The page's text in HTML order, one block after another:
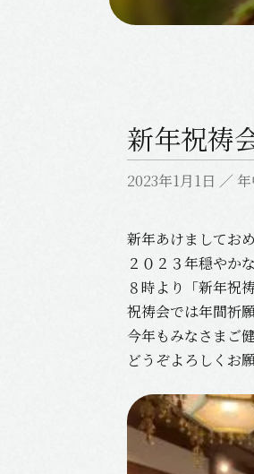
新年祝祷
2023年1月1日 ／
新年あけましてお
２０２３年穏やか
８時より「新年祝
祝祷会では年間祈
今年もみなさまご
どうぞよろしくお